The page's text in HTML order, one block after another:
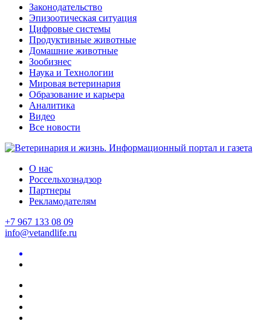
Законодательство
Эпизоотическая ситуация
Цифровые системы
Продуктивные животные
Домашние животные
Зообизнес
Наука и Технологии
Мировая ветеринария
Образование и карьера
Аналитика
Видео
Все новости
О нас
Россельхознадзор
Партнеры
Рекламодателям
+7 967 133 08 09
info@vetandlife.ru